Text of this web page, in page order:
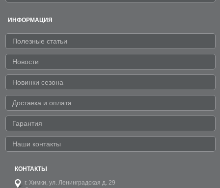
ИНФОРМАЦИЯ
Полезные статьи
Новости
Новинки сезона
Доставка и оплата
Гарантия
Наши контакты
КОНТАКТЫ
г. Химки, ул. Ленинградская д. 29